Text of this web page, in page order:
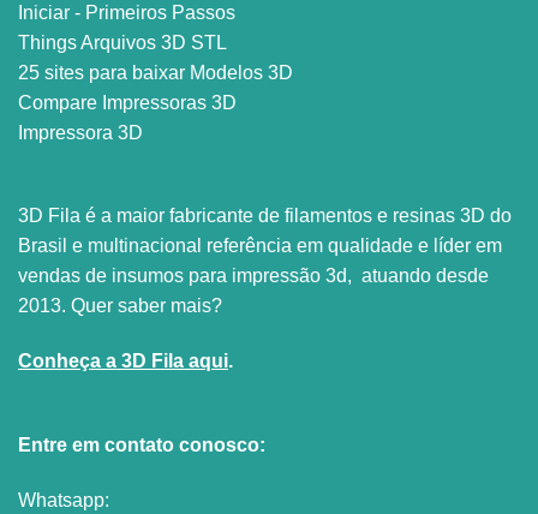
Iniciar - Primeiros Passos
Things Arquivos 3D STL
25 sites para baixar Modelos 3D
Compare Impressoras 3D
Impressora 3D
3D Fila é a maior fabricante de filamentos e resinas 3D do
Brasil e multinacional referência em qualidade e líder em
vendas de insumos para impressão 3d, atuando desde
2013. Quer saber mais?
Conheça a 3D Fila aqui.
Entre em contato conosco:
Whatsapp: